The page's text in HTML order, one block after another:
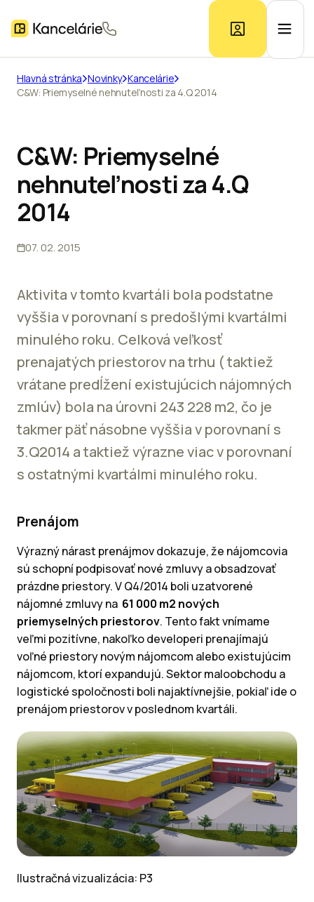
Ponuka kancelárií
Prieskum trhu
Kontakt
Hlavná stránka Novinky Kancelárie
C&W: Priemyselné nehnuteľnosti za 4.Q 2014
C&W: Priemyselné
nehnuteľnosti za 4.Q
2014
07. 02. 2015
Aktivita v tomto kvartáli bola podstatne
vyššia v porovnaní s predošlými kvartálmi
minulého roku. Celková veľkosť
prenajatých priestorov na trhu ( taktiež
vrátane predĺžení existujúcich nájomných
zmlúv) bola na úrovni 243 228 m2, čo je
takmer päť násobne vyššia v porovnaní s
3.Q2014 a taktiež výrazne viac v porovnaní
s ostatnými kvartálmi minulého roku.
Prenájom
Výrazný nárast prenájmov dokazuje, že nájomcovia
sú schopní podpisovať nové zmluvy a obsadzovať
prázdne priestory. V Q4/2014 boli uzatvorené
nájomné zmluvy na 61 000 m2 nových
priemyselných priestorov. Tento fakt vnímame
veľmi pozitívne, nakoľko developeri prenajímajú
voľné priestory novým nájomcom alebo existujúcim
nájomcom, ktorí expandujú. Sektor maloobchodu a
logistické spoločnosti boli najaktívnejšie, pokiaľ ide o
prenájom priestorov v poslednom kvartáli.
Ilustračná vizualizácia: P3